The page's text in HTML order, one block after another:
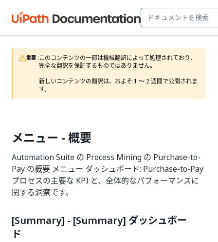
重要 :このコンテンツの一部は機械翻訳によって処理されており、
完全な翻訳を保証するものではありません。
新しいコンテンツの翻訳は、およそ 1 ～ 2 週間で公開されま
す。
メニュー - 概要
Automation Suite の Process Mining の Purchase-to-
Pay の概要 メニュー ダッシュボード: Purchase-to-Pay
プロセスの主要な KPI と、全体的なパフォーマンスに
関する洞察です。
[Summary] - [Summary] ダッシュボー
ド